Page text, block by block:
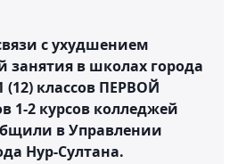
с ухудшением
занятия в школах города
(12) классов ПЕРВОЙ
1-2 курсов колледжей
в Управлении
Нур-Султана.